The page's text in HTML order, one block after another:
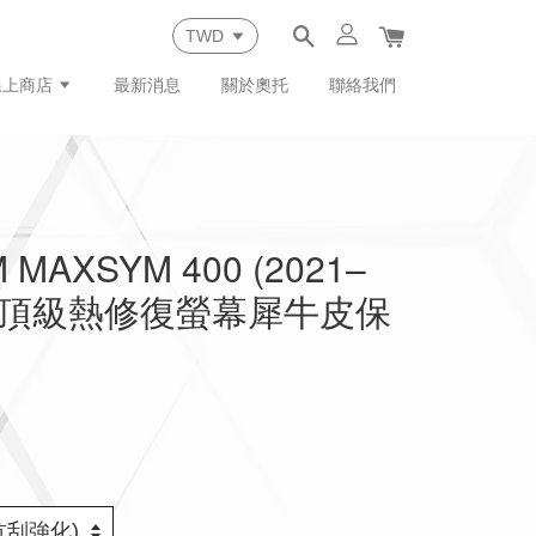
商店 最新消息 關於奧托 聯絡我們
MAXSYM 400 (2021–
級熱修復螢幕犀牛皮保